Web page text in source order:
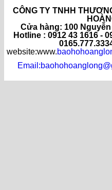
CÔNG TY TNHH
Cửa hàng: 100
Hotline : 0912 43 1616 -
website:www.